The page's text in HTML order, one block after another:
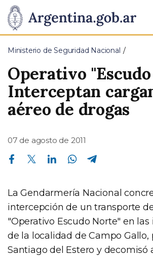
Presidencia
de
la
Nación
Pasar al contenido principal
Ministerio de Seguridad Nacional
Operativo
Interceptan
aéreo de drogas
07 de agosto de 2011
Compartir en Facebook Compartir en Twitter Compartir en Linkedin Compartir en Whatsapp
La Gendarmería Nacional
intercepción de un transporte
"Operativo Escudo Norte" en
de la localidad de Campo Gallo,
Santiago del Estero y decomisó